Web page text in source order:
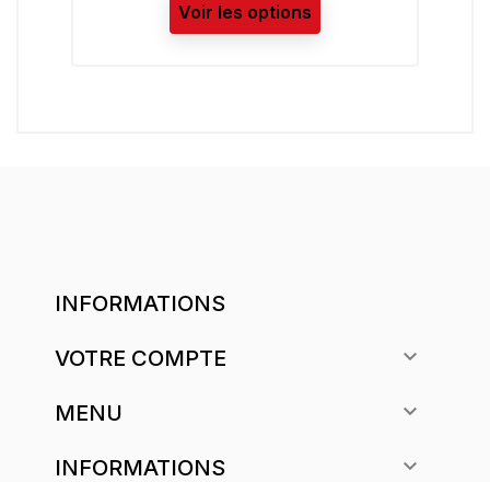
Voir les options
INFORMATIONS
VOTRE COMPTE 
MENU 
INFORMATIONS 